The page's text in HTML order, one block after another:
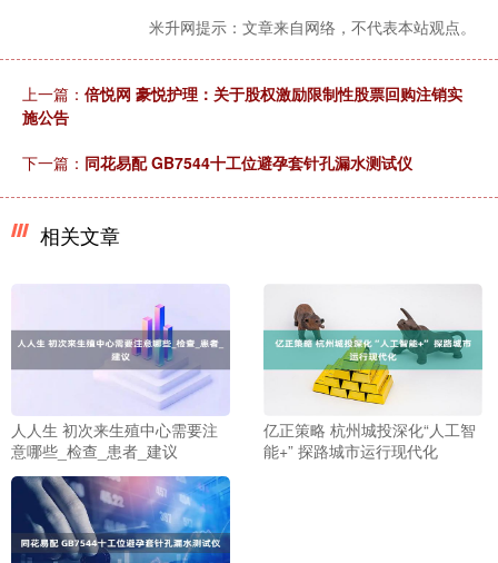
米升网提示：文章来自网络，不代表本站观点。
上一篇： 倍悦网 豪悦护理：关于股权激励限制性股票回购注销实
施公告
下一篇： 同花易配 GB7544十工位避孕套针孔漏水测试仪
相关文章
人人生 初次来生殖中心需要注
意哪些_检查_患者_建议
亿正策略 杭州城投深化“人工智
能+” 探路城市运行现代化